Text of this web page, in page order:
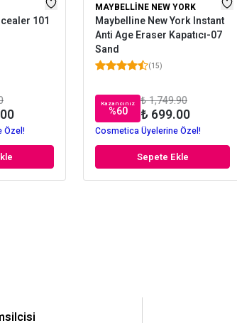
101
Özel!
MAYBELLINE NEW YORK
Maybelline New York Instant
Anti Age Eraser Kapatıcı-07
Sand
(15)
Kazancınız
%60
₺ 1,749.90
₺ 699.00
Cosmetica Üyelerine Özel!
Sepete Ekle